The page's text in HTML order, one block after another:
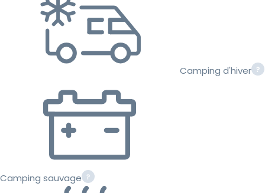
Camping d'hiver
Camping sauvage